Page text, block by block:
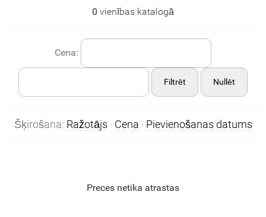
0 vienības katalogā
Cena:
Filtrēt Nullēt
Šķirošana: Ražotājs · Cena · Pievienošanas datums
Preces netika atrastas